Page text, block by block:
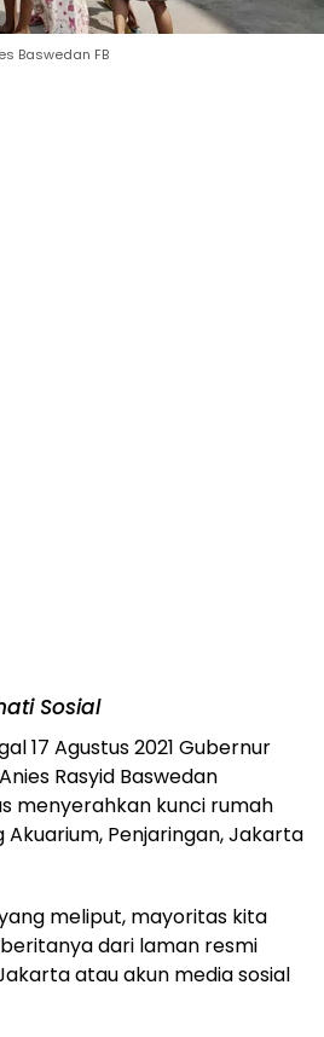
Baswedan FB
Sosial
17 Agustus 2021 Gubernur
Rasyid Baswedan
menyerahkan kunci rumah
Penjaringan, Jakarta
meliput, mayoritas kita
dari laman resmi
atau akun media sosial